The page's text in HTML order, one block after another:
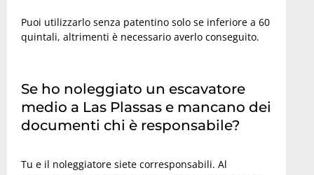
Puoi utilizzarlo senza patentino solo se inferiore a 60
quintali, altrimenti è necessario averlo conseguito.
Se ho noleggiato un escavatore
medio a Las Plassas e mancano dei
documenti chi è responsabile?
Tu e il noleggiatore siete corresponsabili. Al